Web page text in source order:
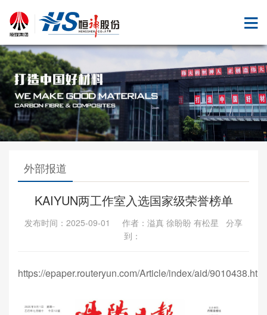
外部报道
KAIYUN两工作室入选国家级荣誉榜单
发布时间：2025-09-01 作者：溢真 徐盼盼 有松星 分享
到：
https://epaper.routeryun.com/Article/index/aid/9010438.html